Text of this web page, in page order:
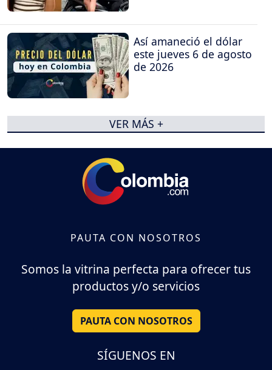
Así amaneció el dólar
este jueves 6 de agosto
de 2026
VER MÁS +
PAUTA CON NOSOTROS
Somos la vitrina perfecta para ofrecer tus
productos y/o servicios
PAUTA CON NOSOTROS
SÍGUENOS EN